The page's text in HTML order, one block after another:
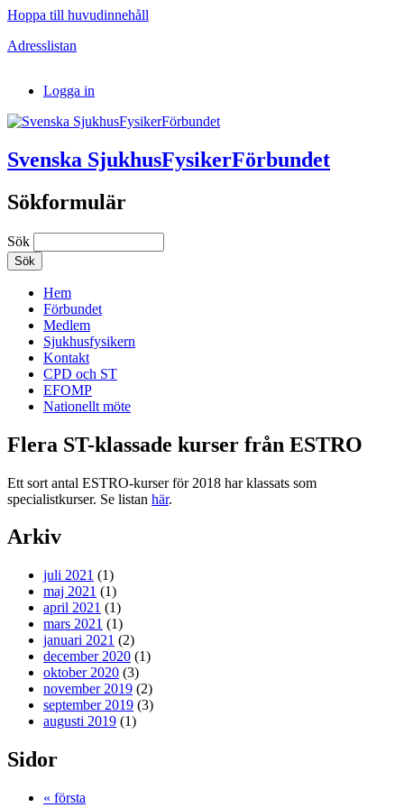
Hoppa till huvudinnehåll
Adresslistan
Logga in
Svenska SjukhusFysikerFörbundet
Sökformulär
Sök
Hem
Förbundet
Medlem
Sjukhusfysikern
Kontakt
CPD och ST
EFOMP
Nationellt möte
Flera ST-klassade kurser från ESTRO
Ett sort antal ESTRO-kurser för 2018 har klassats som
specialistkurser. Se listan här.
Arkiv
juli 2021 (1)
maj 2021 (1)
april 2021 (1)
mars 2021 (1)
januari 2021 (2)
december 2020 (1)
oktober 2020 (3)
november 2019 (2)
september 2019 (3)
augusti 2019 (1)
Sidor
« första